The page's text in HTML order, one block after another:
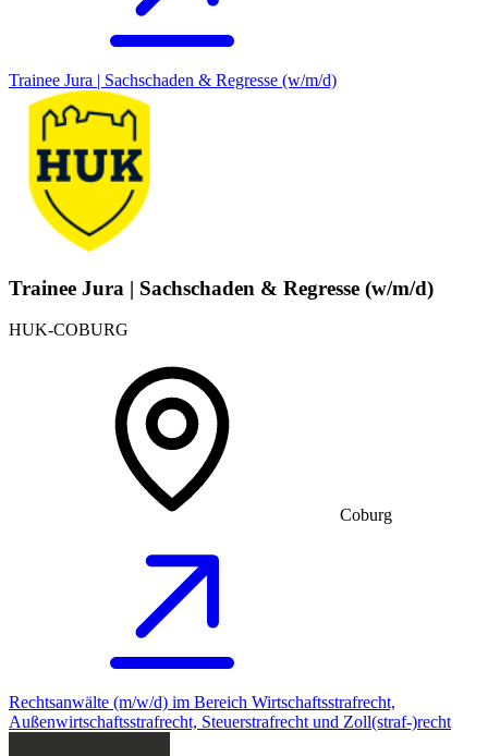
Trainee Jura | Sachschaden & Regresse (w/m/d)
Trainee Jura | Sachschaden & Regresse (w/m/d)
HUK-COBURG
Coburg
Rechtsanwälte (m/w/d) im Bereich Wirtschaftsstrafrecht,
Außenwirtschaftsstrafrecht, Steuerstrafrecht und Zoll(straf-)recht